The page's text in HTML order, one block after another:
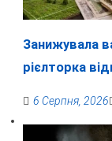
Занижувала
рієлторка
6 Серпня, 2026